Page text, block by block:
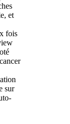
et
fois
sur